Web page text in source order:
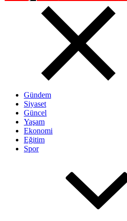
Gündem
Siyaset
Güncel
Yaşam
Ekonomi
Eğitim
Spor